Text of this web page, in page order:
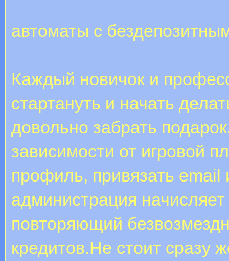
автоматы с
Каждый новичок и
стартануть и начать
довольно забрать
зависимости от игровой
профиль, привязать email
администрация
повторяющий
кредитов.Не стоит сразу